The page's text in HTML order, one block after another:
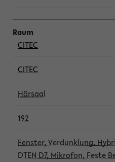
CITEC
CITEC
Hörsaal
192
Fenster, Verdunklung,
DTEN D7, Mikrofon, Feste